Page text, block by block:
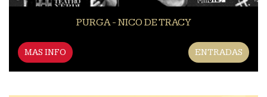
PURGA - NICO DE TRACY
MAS INFO ENTRADAS